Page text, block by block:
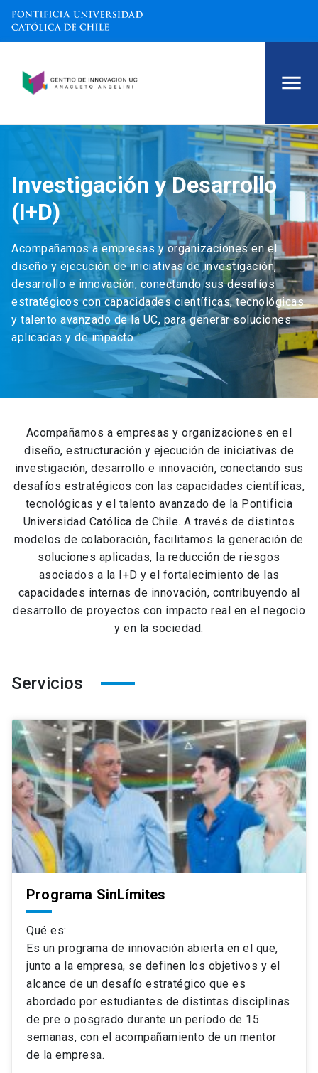
Investigación y Desarrollo
(I+D)
Acompañamos a empresas y organizaciones en el
diseño y ejecución de iniciativas de investigación,
desarrollo e innovación, conectando sus desafíos
estratégicos con capacidades científicas, tecnológicas
y talento avanzado de la UC, para generar soluciones
aplicadas y de impacto.
Acompañamos a empresas y organizaciones en el
diseño, estructuración y ejecución de iniciativas de
investigación, desarrollo e innovación, conectando sus
desafíos estratégicos con las capacidades científicas,
tecnológicas y el talento avanzado de la Pontificia
Universidad Católica de Chile. A través de distintos
modelos de colaboración, facilitamos la generación de
soluciones aplicadas, la reducción de riesgos
asociados a la I+D y el fortalecimiento de las
capacidades internas de innovación, contribuyendo al
desarrollo de proyectos con impacto real en el negocio
y en la sociedad.
Servicios
Programa SinLímites
Qué es:
Es un programa de innovación abierta en el que,
junto a la empresa, se definen los objetivos y el
alcance de un desafío estratégico que es
abordado por estudiantes de distintas disciplinas
de pre o posgrado durante un período de 15
semanas, con el acompañamiento de un mentor
de la empresa.